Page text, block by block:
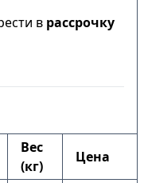
в рассрочку
Вес
(кг)
Цена